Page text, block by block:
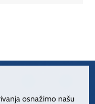
osnažimo našu